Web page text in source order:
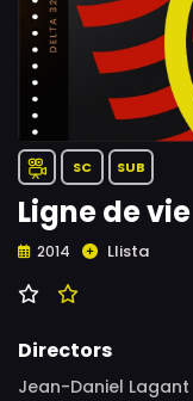
SC SUB
Ligne de vie
2014 Llista
Directors
Jean-Daniel Lagant